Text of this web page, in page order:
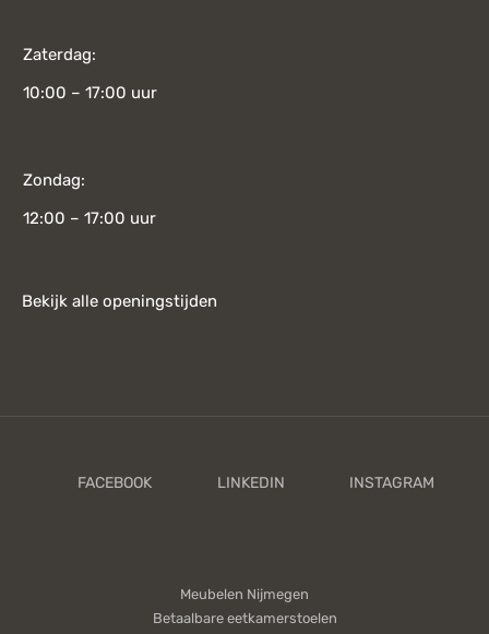
Zaterdag:
10:00 – 17:00 uur
Zondag:
12:00 – 17:00 uur
Bekijk alle openingstijden
Meubelen Nijmegen
Betaalbare eetkamerstoelen